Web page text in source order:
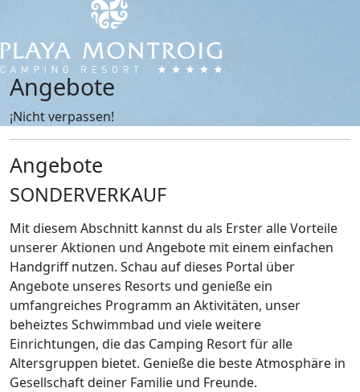
Angebote
¡Nicht verpassen!
Angebote
SONDERVERKAUF
Mit diesem Abschnitt kannst du als Erster alle Vorteile
unserer Aktionen und Angebote mit einem einfachen
Handgriff nutzen. Schau auf dieses Portal über
Angebote unseres Resorts und genieße ein
umfangreiches Programm an Aktivitäten, unser
beheiztes Schwimmbad und viele weitere
Einrichtungen, die das Camping Resort für alle
Altersgruppen bietet. Genieße die beste Atmosphäre in
Gesellschaft deiner Familie und Freunde.